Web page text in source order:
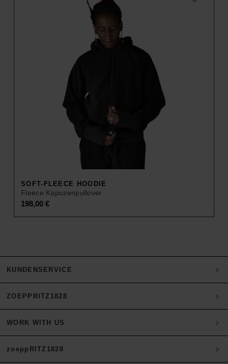
SOFT-FLEECE HOODIE
Fleece Kapuzenpullover
198,00 €
KUNDENSERVICE
Mein Konto
Zahlung
Versand & Retoure
ZOEPPRITZ1828
Heritage Quality Passion
History
zoeppritz ❤ life
WORK WITH US
B2B Partner werden
zoeppRITZ1828